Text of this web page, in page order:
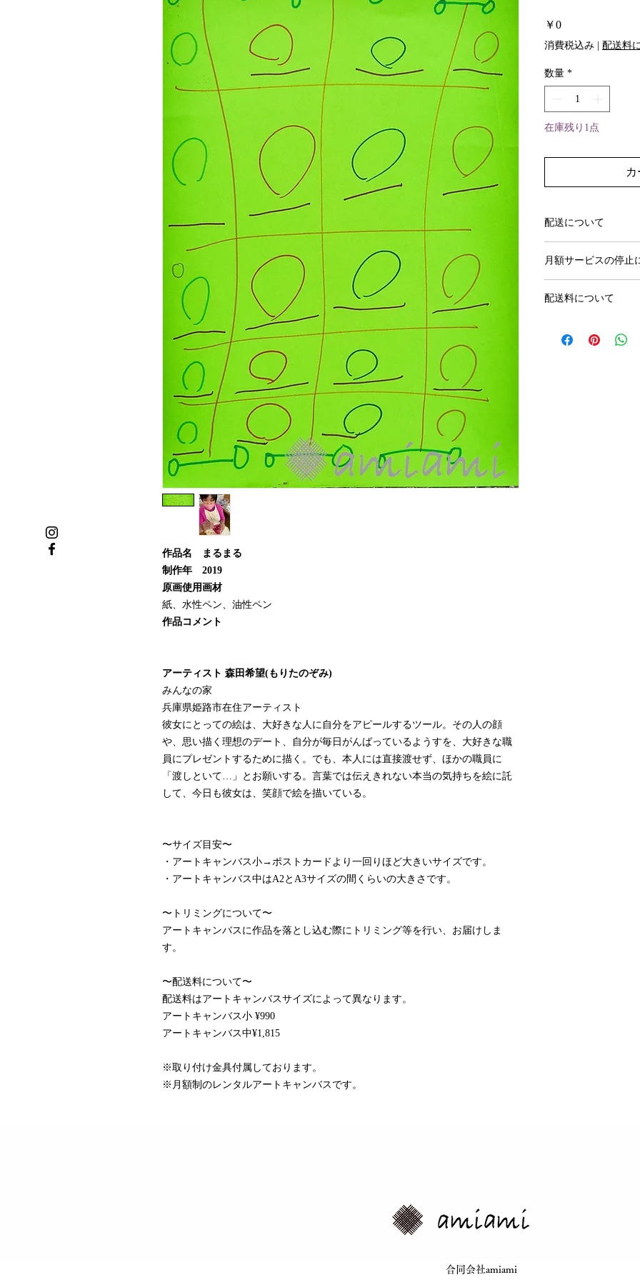
作品名 まるまる
制作年 2019
原画使用画材
紙、水性ペン、油性ペン
作品コメント
アーティスト 森田希望(もりたのぞみ)
みんなの家
兵庫県姫路市在住アーティスト
彼女にとっての絵は、大好きな人に自分をアピールするツール。その人の顔
や、思い描く理想のデート、自分が毎日がんばっているようすを、大好きな職
員にプレゼントするために描く。でも、本人には直接渡せず、ほかの職員に
「渡しといて…」とお願いする。言葉では伝えきれない本当の気持ちを絵に託
して、今日も彼女は、笑顔で絵を描いている。
〜サイズ目安〜
・アートキャンバス小→ポストカードより一回りほど大きいサイズです。
・アートキャンバス中はA2とA3サイズの間くらいの大きさです。
〜トリミングについて〜
アートキャンバスに作品を落とし込む際にトリミング等を行い、お届けしま
す。
〜配送料について〜
配送料はアートキャンバスサイズによって異なります。
アートキャンバス小 ¥990
アートキャンバス中¥1,815
※取り付け金具付属しております。
※月額制のレンタルアートキャンバスです。
￥0価
格
消費税込み | 配送料
数量 *
在庫残り1点
配送について
月額サービスの停止
ば次月の引き落とし
その際は、作品をご
配送料について
アートキャンバス小
​合同会社amiami